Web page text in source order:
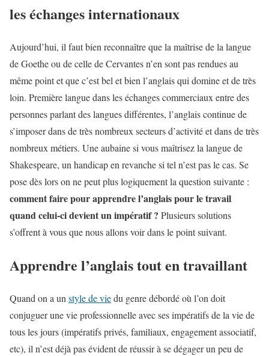
les échanges internationaux
Aujourd’hui, il faut bien reconnaître que la maîtrise de la langue
de Goethe ou de celle de Cervantes n’en sont pas rendues au
même point et que c’est bel et bien l’anglais qui domine et de très
loin. Première langue dans les échanges commerciaux entre des
personnes parlant des langues différentes, l’anglais continue de
s’imposer dans de très nombreux secteurs d’activité et dans de très
nombreux métiers. Une aubaine si vous maîtrisez la langue de
Shakespeare, un handicap en revanche si tel n’est pas le cas. Se
pose dès lors on ne peut plus logiquement la question suivante :
comment faire pour apprendre l’anglais pour le travail
quand celui-ci devient un impératif ? Plusieurs solutions
s’offrent à vous que nous allons voir dans le point suivant.
Apprendre l’anglais tout en travaillant
Quand on a un style de viedu genre débordé où l’on doit
conjuguer une vie professionnelle avec ses impératifs de la vie de
tous les jours (impératifs privés, familiaux, engagement associatif,
etc), il n’est déjà pas évident de réussir à se dégager un peu de